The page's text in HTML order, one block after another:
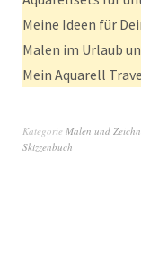
Meine Ideen für
Malen im Urlaub
Mein Aquarell
Kategorie Malen und
Skizzenbuch